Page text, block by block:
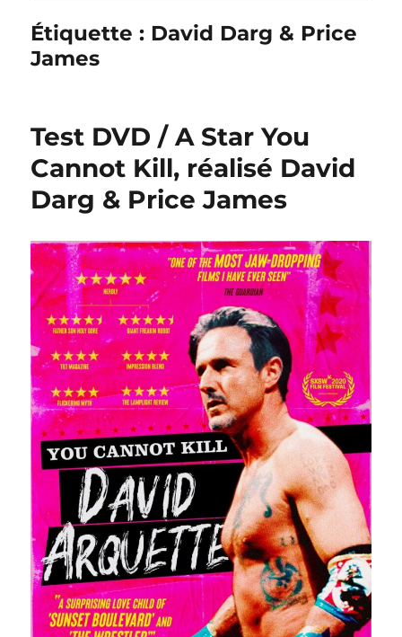
Étiquette : David Darg & Price
James
Test DVD / A Star You
Cannot Kill, réalisé David
Darg & Price James